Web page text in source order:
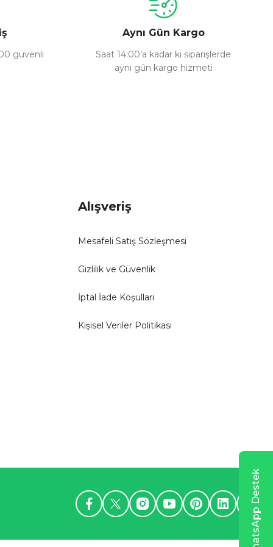
güvenli
Aynı Gün Kargo
Saat 14:00’a kadar ki siparişlerde
aynı gün kargo hizmeti
Alışveriş
Mesafeli Satış Sözleşmesi
Gizlilik ve Güvenlik
İptal İade Koşullari
Kişisel Veriler Politikası
WhatsApp Destek